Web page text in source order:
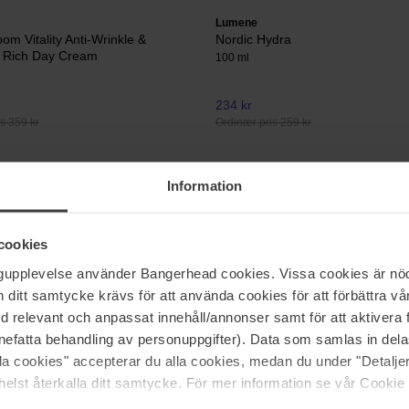
Information
använder Bangerhead cookies. Vissa cookies är
ditt samtycke krävs för att använda cookies för att förbättra
relevant och anpassat innehåll/annonser samt för att aktivera
behandling av personuppgifter). Data som samlas in
cookies" accepterar du alla cookies, medan du under
återkalla ditt samtycke. För mer information se vår
Vitality Anti-Wrinkle &
Day Cream
359 kr
Lumene
Nordic Hydra
100 ml
234 kr
Ordinær pris 259 kr
119 kr
Lumene
Ordinær pris 159 kr
Side 1 av 5 Neste